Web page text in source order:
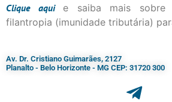
Cliqueaqui
e saiba mais sobre
filantropia (imunidade tributária)
Av. Dr. Cristiano Guimarães, 2127
Planalto - Belo Horizonte - MG CEP: 31720 300